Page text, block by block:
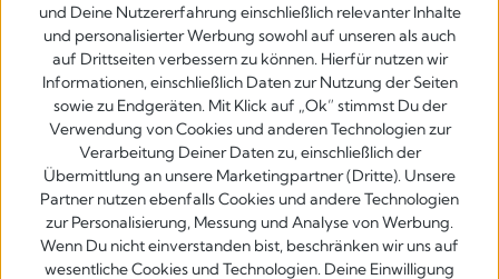
und Deine Nutzererfahrung einschließlich relevanter Inhalte
und personalisierter Werbung sowohl auf unseren als auch
auf Drittseiten verbessern zu können. Hierfür nutzen wir
Informationen, einschließlich Daten zur Nutzung der Seiten
sowie zu Endgeräten. Mit Klick auf „Ok” stimmst Du der
Verwendung von Cookies und anderen Technologien zur
Verarbeitung Deiner Daten zu, einschließlich der
Übermittlung an unsere Marketingpartner (Dritte). Unsere
Partner nutzen ebenfalls Cookies und andere Technologien
zur Personalisierung, Messung und Analyse von Werbung.
Wenn Du nicht einverstanden bist, beschränken wir uns auf
wesentliche Cookies und Technologien. Deine Einwilligung